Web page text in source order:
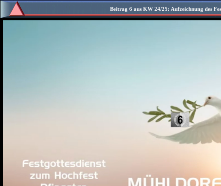
Beitrag 6 aus KW 24/25: Aufzeichnung des